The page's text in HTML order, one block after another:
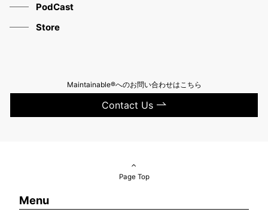
PodCast
Store
Maintainable®へのお問い合わせはこちら
Contact Us
Page Top
Menu